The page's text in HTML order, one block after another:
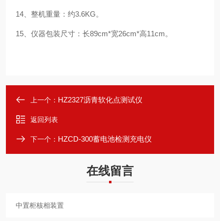
14、整机重量：约3.6KG。
15、仪器包装尺寸：长89cm*宽26cm*高11cm。
上一个： HZ2327沥青软化点测试仪
返回列表
下一个： HZCD-300蓄电池检测充电仪
在线留言